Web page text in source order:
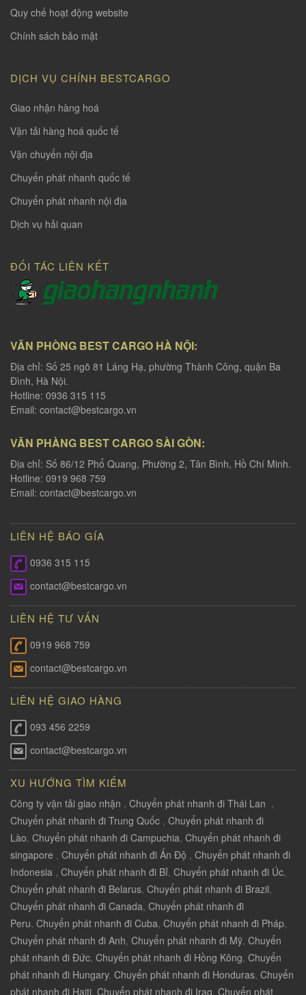
Quy chế hoạt động website
Chính sách bảo mật
DỊCH VỤ CHÍNH BESTCARGO
Giao nhận hàng hoá
Vận tải hàng hoá quốc tế
Vận chuyển nội địa
Chuyển phát nhanh quốc tế
Chuyển phát nhanh nội địa
Dịch vụ hải quan
ĐỐI TÁC LIÊN KẾT
VĂN PHÒNG BEST CARGO HÀ NỘI:
Địa chỉ: Số 25 ngõ 81 Láng Hạ, phường Thành Công, quận Ba
Đình, Hà Nội.
Hotline: 0936 315 115
Email: contact@bestcargo.vn
VĂN PHÀNG BEST CARGO SÀI GÒN:
Địa chỉ: Số 86/12 Phổ Quang, Phường 2, Tân Bình, Hồ Chí Minh.
Hotline: 0919 968 759
Email: contact@bestcargo.vn
LIÊN HỆ BÁO GÍA
0936 315 115
contact@bestcargo.vn
LIÊN HỆ TƯ VẤN
0919 968 759
contact@bestcargo.vn
LIÊN HỆ GIAO HÀNG
093 456 2259
contact@bestcargo.vn
XU HƯỚNG TÌM KIẾM
Công ty vận tải giao nhận , Chuyển phát nhanh đi Thái Lan ,
Chuyển phát nhanh đi Trung Quốc , Chuyển phát nhanh đi
Lào, Chuyển phát nhanh đi Campuchia, Chuyển phát nhanh đi
singapore , Chuyển phát nhanh đi Ấn Độ , Chuyển phát nhanh đi
Indonesia , Chuyển phát nhanh đi Bỉ, Chuyển phát nhanh đi Úc,
Chuyển phát nhanh đi Belarus, Chuyển phát nhanh đi Brazil,
Chuyển phát nhanh đi Canada, Chuyển phát nhanh đi
Peru, Chuyển phát nhanh đi Cuba, Chuyển phát nhanh đi Pháp,
Chuyển phát nhanh đi Anh, Chuyển phát nhanh đi Mỹ, Chuyển
phát nhanh đi Đức, Chuyển phát nhanh đi Hồng Kông, Chuyển
phát nhanh đi Hungary, Chuyển phát nhanh đi Honduras, Chuyển
phát nhanh đi Haiti, Chuyển phát nhanh đi Iraq, Chuyển phát